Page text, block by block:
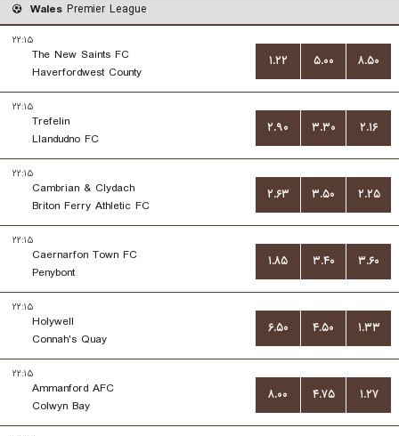
Wales Premier League
۲۲:۱۵
The New Saints FC
Haverfordwest County
۱.۲۲ ۵.۰۰ ۸.۵۰
۲۲:۱۵
Trefelin
Llandudno FC
۲.۹۰ ۳.۳۰ ۲.۱۶
۲۲:۱۵
Cambrian & Clydach
Briton Ferry Athletic FC
۲.۶۳ ۳.۵۰ ۲.۲۵
۲۲:۱۵
Caernarfon Town FC
Penybont
۱.۸۵ ۳.۴۰ ۳.۶۰
۲۲:۱۵
Holywell
Connah's Quay
۶.۵۰ ۴.۵۰ ۱.۳۳
۲۲:۱۵
Ammanford AFC
Colwyn Bay
۸.۰۰ ۴.۷۵ ۱.۲۷